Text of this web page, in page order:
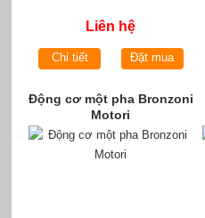
Liên hệ
Chi tiết Đặt mua
Động cơ một pha Bronzoni
Motori